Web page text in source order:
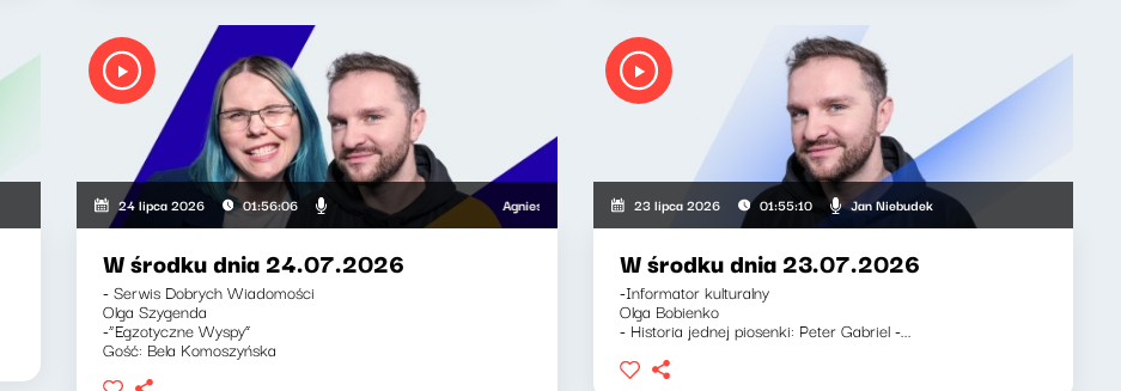
24 lipca 2026 01:56:06 Agnieszka Lipka-Barnett, Jan Niebudek
W środku dnia 24.07.2026
- Serwis Dobrych Wiadomości
Olga Szygenda
-“Egzotyczne Wyspy”
Gość: Bela Komoszyńska
23 lipca 2026 01:55:10 Jan Niebudek
W środku dnia 23.07.2026
-Informator kulturalny
Olga Bobienko
- Historia jednej piosenki: Peter Gabriel -...